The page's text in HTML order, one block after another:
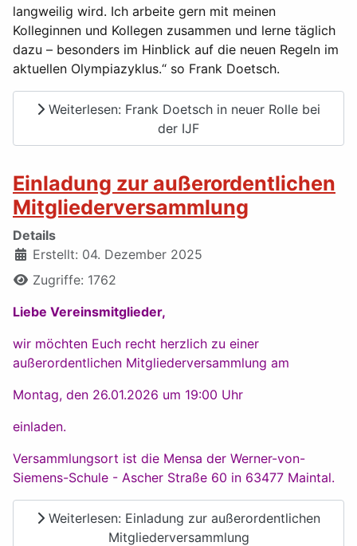
langweilig wird. Ich arbeite gern mit meinen
Kolleginnen und Kollegen zusammen und lerne täglich
dazu – besonders im Hinblick auf die neuen Regeln im
aktuellen Olympiazyklus.“ so Frank Doetsch.
Weiterlesen: Frank Doetsch in neuer Rolle bei
der IJF
Einladung zur außerordentlichen
Mitgliederversammlung
Details
Erstellt: 04. Dezember 2025
Zugriffe: 1762
Liebe Vereinsmitglieder,
wir möchten Euch recht herzlich zu einer
außerordentlichen Mitgliederversammlung am
Montag, den 26.01.2026 um 19:00 Uhr
einladen.
Versammlungsort ist die Mensa der Werner-von-
Siemens-Schule - Ascher Straße 60 in 63477 Maintal.
Weiterlesen: Einladung zur außerordentlichen
Mitgliederversammlung